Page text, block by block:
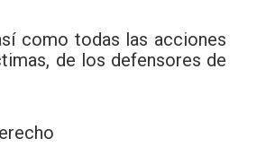
como todas las acciones
de los defensores de